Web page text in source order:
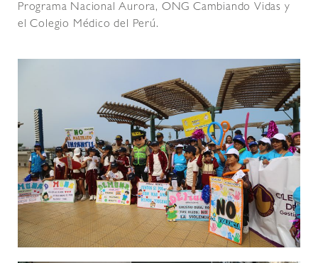
Programa Nacional Aurora, ONG Cambiando Vidas y
el Colegio Médico del Perú.